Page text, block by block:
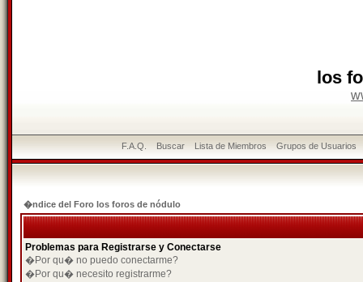
los
F.A.Q. Buscar Lista de Miembros Grupos de Usuarios
�ndice del Foro los foros de nódulo
Problemas para Registrarse y Conectarse
�Por qu� no puedo conectarme?
�Por qu� necesito registrarme?